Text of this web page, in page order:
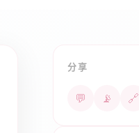
分享
💬 📡 🔗